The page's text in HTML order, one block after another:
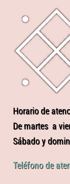
Horario de
De martes a
Sábado y
Teléfono de